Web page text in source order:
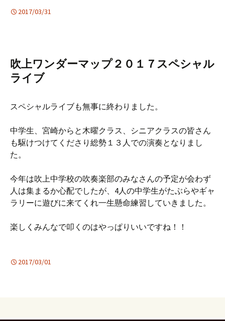
2017/03/31
吹上ワンダーマップ２０１７スペシャル
ライブ
スペシャルライブも無事に終わりました。
中学生、宮崎からと木曜クラス、シニアクラスの皆さん
も駆けつけてくださり総勢１３人での演奏となりまし
た。
今年は吹上中学校の吹奏楽部のみなさんの予定が会わず
人は集まるか心配でしたが、4人の中学生がたぶらやギャ
ラリーに遊びに来てくれ一生懸命練習していきました。
楽しくみんなで叩くのはやっぱりいいですね！！
2017/03/01